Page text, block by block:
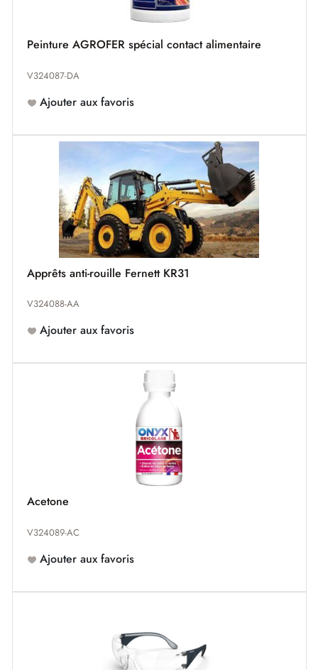
Peinture AGROFER spécial contact alimentaire
V324087-DA
Ajouter aux favoris
Apprêts anti-rouille Fernett KR31
V324088-AA
Ajouter aux favoris
Acetone
V324089-AC
Ajouter aux favoris